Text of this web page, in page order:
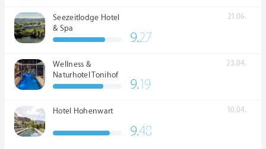
Seezeitlodge Hotel
& Spa
21.06.
9.27
Wellness &
Naturhotel Tonihof
****S
23.04.
9.19
Hotel Hohenwart 10.04.
9.48